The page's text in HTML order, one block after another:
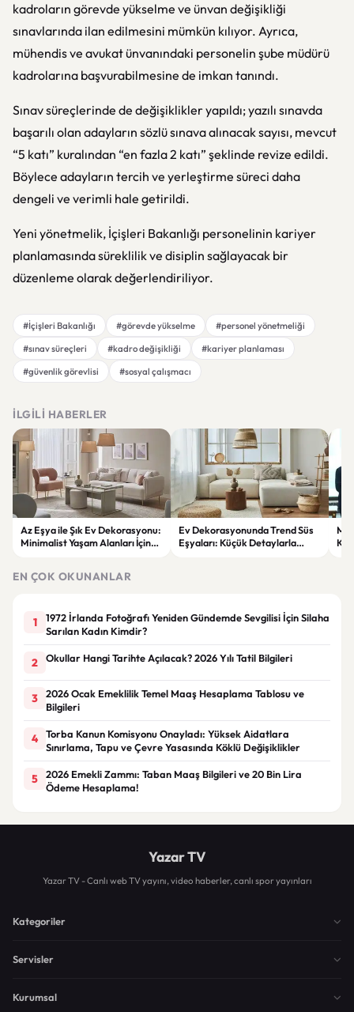
kadroların görevde yükselme ve ünvan değişikliği
sınavlarında ilan edilmesini mümkün kılıyor. Ayrıca,
mühendis ve avukat ünvanındaki personelin şube müdürü
kadrolarına başvurabilmesine de imkan tanındı.
Sınav süreçlerinde de değişiklikler yapıldı; yazılı sınavda
başarılı olan adayların sözlü sınava alınacak sayısı, mevcut
“5 katı” kuralından “en fazla 2 katı” şeklinde revize edildi.
Böylece adayların tercih ve yerleştirme süreci daha
dengeli ve verimli hale getirildi.
Yeni yönetmelik, İçişleri Bakanlığı personelinin kariyer
planlamasında süreklilik ve disiplin sağlayacak bir
düzenleme olarak değerlendiriliyor.
#İçişleri Bakanlığı #görevde yükselme
#personel yönetmeliği
#sınav süreçleri
#kadro değişikliği
#kariyer planlaması
#güvenlik görevlisi
#sosyal çalışmacı
İLGILI HABERLER
Az Eşya ile Şık Ev Dekorasyonu:
Minimalist Yaşam Alanları İçin
Ev Dekorasyonunda Trend Süs
Eşyaları: Küçük Detaylarla
EN ÇOK OKUNANLAR
1
1972 İrlanda Fotoğrafı Yeniden Gündemde Sevgilisi İçin Silaha
Sarılan Kadın Kimdir?
2 Okullar Hangi Tarihte Açılacak? 2026 Yılı Tatil Bilgileri
3
2026 Ocak Emeklilik Temel Maaş Hesaplama Tablosu ve
Bilgileri
4
Torba Kanun Komisyonu Onayladı: Yüksek Aidatlara
Sınırlama, Tapu ve Çevre Yasasında Köklü Değişiklikler
5
2026 Emekli Zammı: Taban Maaş Bilgileri ve 20 Bin Lira
Ödeme Hesaplama!
Yazar TV
Yazar TV - Canlı web TV yayını, video haberler, canlı spor yayınları
Kategoriler
Servisler
Kurumsal